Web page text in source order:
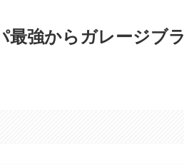
最強からガレージブラ